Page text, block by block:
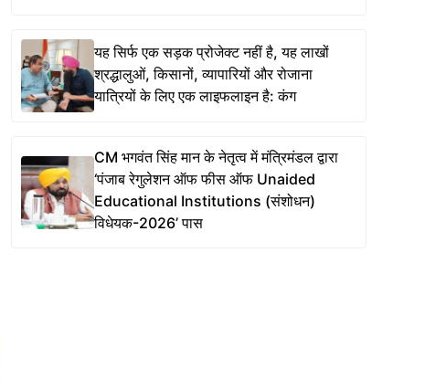
यह सिर्फ एक सड़क प्रोजेक्ट नहीं है, यह लाखों
श्रद्धालुओं, किसानों, व्यापारियों और रोजाना
यात्रियों के लिए एक लाइफलाइन है: कंग
CM भगवंत सिंह मान के नेतृत्व में मंत्रिमंडल द्वारा
‘पंजाब रेगुलेशन ऑफ फीस ऑफ Unaided
Educational Institutions (संशोधन)
विधेयक-2026’ पास